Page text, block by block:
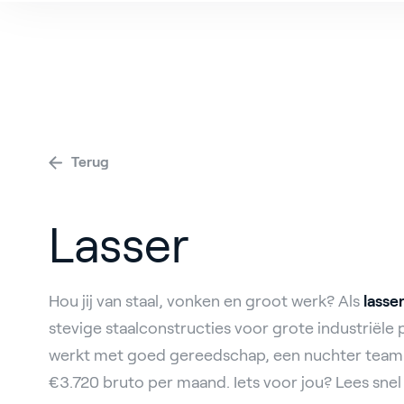
Terug
Lasser
Hou jij van staal, vonken en groot werk? Als lasser
stevige staalconstructies voor grote industriële
werkt met goed gereedschap, een nuchter
€3.720 bruto per maand. Iets voor jou? Lees